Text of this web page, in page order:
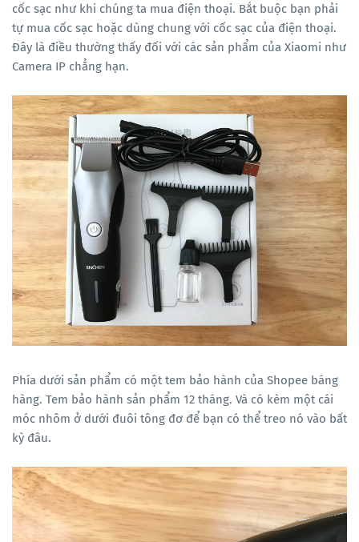
cốc sạc như khi chúng ta mua điện thoại. Bắt buộc bạn phải
tự mua cốc sạc hoặc dùng chung với cốc sạc của điện thoại.
Đây là điều thường thấy đối với các sản phẩm của Xiaomi như
Camera IP chẳng hạn.
Phía dưới sản phẩm có một tem bảo hành của Shopee báng
hàng. Tem bảo hành sản phẩm 12 tháng. Và có kèm một cái
móc nhôm ở dưới đuôi tông đơ để bạn có thể treo nó vào bất
kỳ đâu.